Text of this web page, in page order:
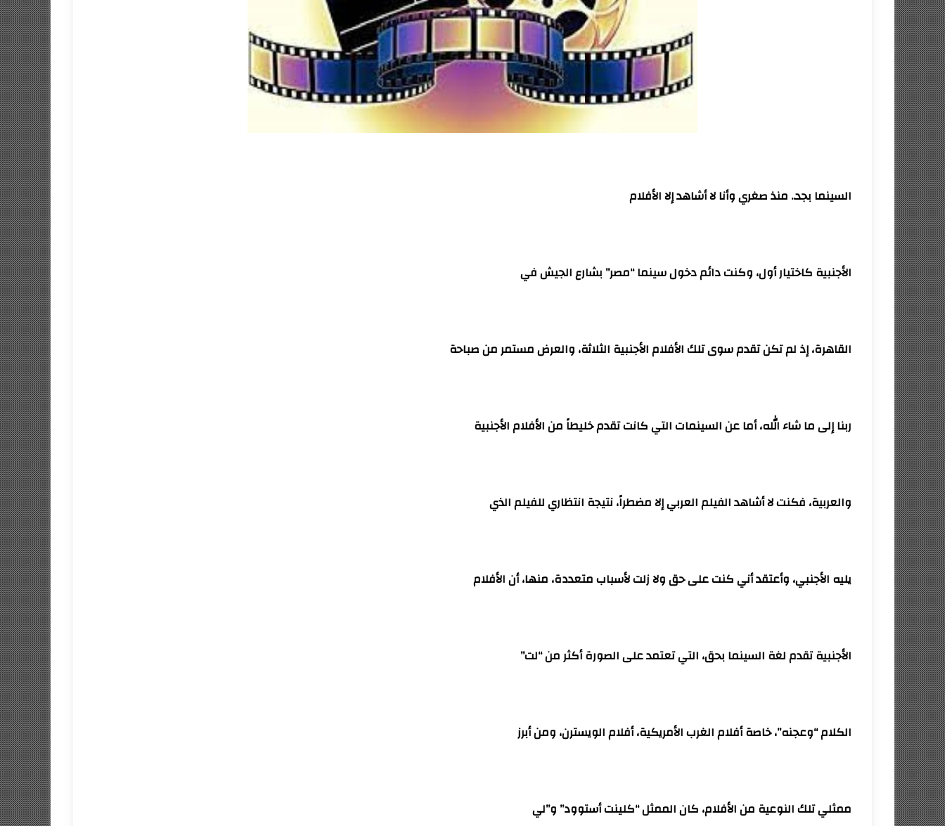
السينما بجد.. منذ صغري وأنا لا أشاهد إلا الأفلام
الأجنبية كاختيار أول، وكنت دائم دخول سينما “مصر” بشارع الجيش في
القاهرة، إذ لم تكن تقدم سوى تلك الأفلام الأجنبية الثلاثة، والعرض مستمر من صباحة
ربنا إلى ما شاء الله، أما عن السينمات التي كانت تقدم خليطاً من الأفلام الأجنبية
والعربية، فكنت لا أشاهد الفيلم العربي إلا مضطراً، نتيجة انتظاري للفيلم الذي
يليه الأجنبي، وأعتقد أني كنت على حق ولا زلت لأسباب متعددة، منها، أن الأفلام
الأجنبية تقدم لغة السينما بحق، التي تعتمد على الصورة أكثر من “لت”
الكلام “وعجنه”، خاصة أفلام الغرب الأمريكية، أفلام الويسترن، ومن أبرز
ممثلي تلك النوعية من الأفلام، كان الممثل “كلينت أستوود” و”لي